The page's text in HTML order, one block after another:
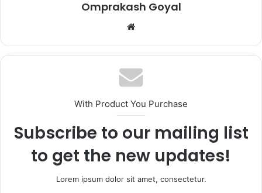
Omprakash Goyal
Website
With Product You Purchase
Subscribe to our mailing list
to get the new updates!
Lorem ipsum dolor sit amet, consectetur.